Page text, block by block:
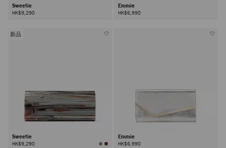
Sweetie
HK$9,290
Emmie
HK$6,990
新品
Sweetie
HK$9,290
Emmie
HK$6,990